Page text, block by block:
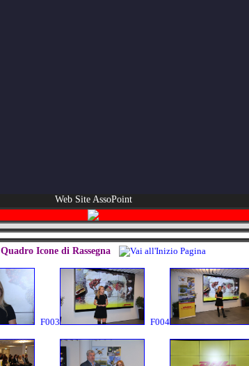
Web Site AssoPoint
Quadro Icone di Rassegna
F003 F004